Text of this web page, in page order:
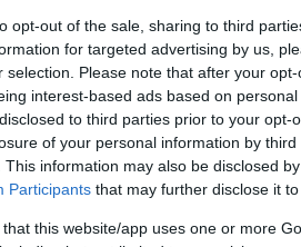
opt-out of the sale, sharing to third
for targeted advertising by us,
selection. Please note that after your
interest-based ads based on
to third parties prior to your opt-
of your personal information by third
This information may also be disclosed
Participants that may further disclose it
that this website/app uses one or more
της πρώτης κάλπης
εκτιμούν ότι στην